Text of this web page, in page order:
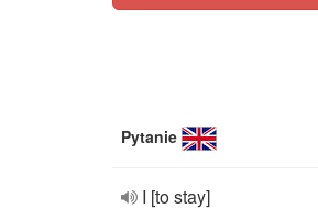
Pytanie
I [to stay]